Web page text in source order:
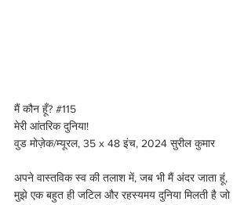
मैं कौन हूँ? #115
मेरी आंतरिक दुनिया!
वुड मोज़ेक/म्यूरल, 35 x 48 इंच, 2024 सुरील कुमार
अपने वास्तविक स्व की तलाश में, जब भी मैं अंदर जाता हूं,
मुझे एक बहुत ही जटिल और रहस्यमय दुनिया मिलती है जो